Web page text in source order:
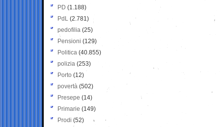
PD (1.188)
PdL (2.781)
pedofilia (25)
Pensioni (129)
Politica (40.855)
polizia (253)
Porto (12)
povertà (502)
Presepe (14)
Primarie (149)
Prodi (52)